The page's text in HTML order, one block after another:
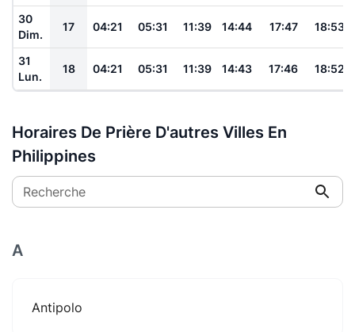
30
Dim.
17 04:21 05:31 11:39 14:44 17:47 18:53
31
Lun.
18 04:21 05:31 11:39 14:43 17:46 18:52
Horaires De Prière D'autres Villes En
Philippines
Recherche
A
Antipolo